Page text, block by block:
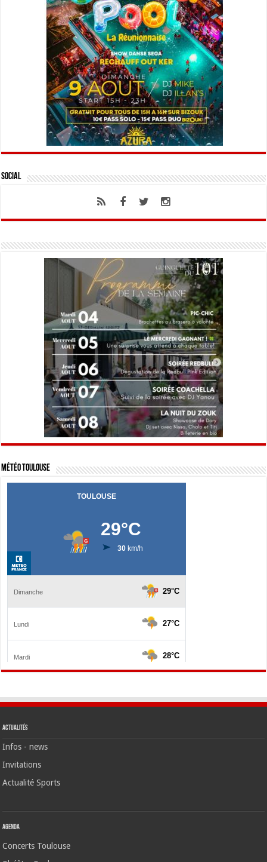
Social
Météo Toulouse
Actualités
Infos - news
Invitations
Actualité Sports
Agenda
Concerts Toulouse